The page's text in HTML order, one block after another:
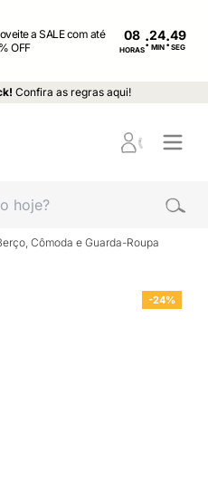
a SALE com até
OFF
08
HORAS: MIN : SEG
Confira as regras aqui!
Cômoda e Guarda-Roupa
-24%